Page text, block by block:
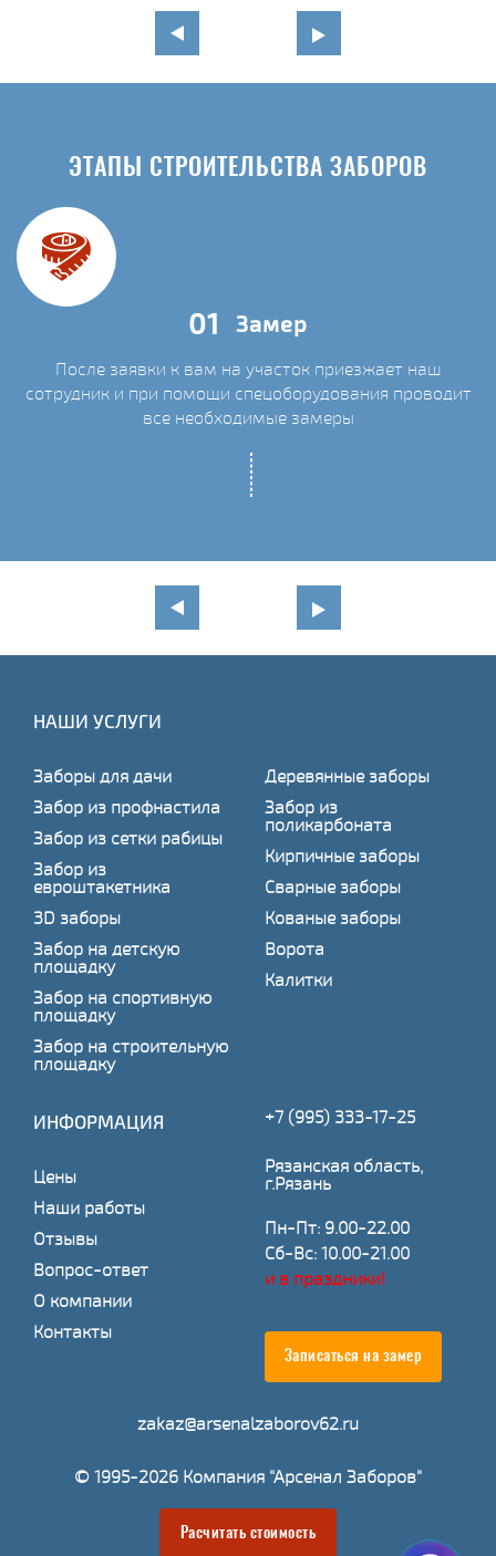
ЭТАПЫ СТРОИТЕЛЬСТВА ЗАБОРОВ
01 Замер
После заявки к вам на участок приезжает наш
сотрудник и при помощи спецоборудования проводит
все необходимые замеры
НАШИ УСЛУГИ
Заборы для дачи
Забор из профнастила
Забор из сетки рабицы
Забор из
евроштакетника
3D заборы
Забор на детскую
площадку
Забор на спортивную
площадку
Забор на строительную
площадку
Деревянные заборы
Забор из
поликарбоната
Кирпичные заборы
Сварные заборы
Кованые заборы
Ворота
Калитки
ИНФОРМАЦИЯ
Цены
Наши работы
Отзывы
Вопрос-ответ
О компании
Контакты
+7 (995) 333-17-25
Рязанская область,
г.Рязань
Пн-Пт: 9.00-22.00
Сб-Вс: 10.00-21.00
и в праздники!
Записаться на замер
zakaz@arsenalzaborov62.ru
© 1995-2026 Компания "Арсенал Заборов"
Расчитать стоимость